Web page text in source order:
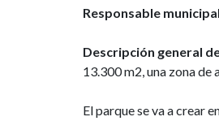
Responsable municipal
Descripción general
13.300 m2, una zona
El parque se va a crear